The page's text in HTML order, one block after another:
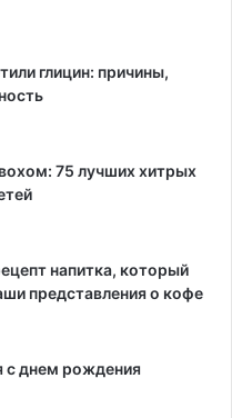
глицин: причины,
75 лучших хитрых
напитка, который
представления о кофе
с днем рождения